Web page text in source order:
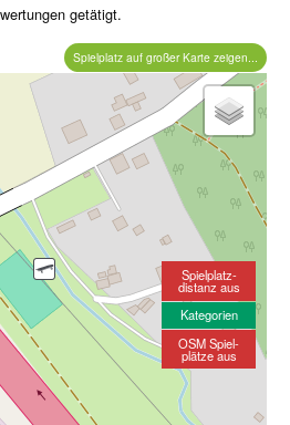
getätigt.
Spielplatz auf großer Karte zeigen...
Spielplatz-
distanz aus
Kategorien
OSM Spiel-
plätze aus